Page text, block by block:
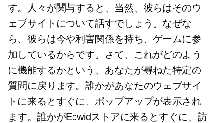
す。人々が関与すると、当然、彼らはそのウ
ェブサイトについて話すでしょう。なぜな
ら、彼らは今や利害関係を持ち、ゲームに参
加しているからです。さて、これがどのよう
に機能するかという、あなたが尋ねた特定の
質問に戻ります。誰かがあなたのウェブサイ
トに来るとすぐに、ポップアップが表示され
ます。誰かがEcwidストアに来るとすぐに、訪